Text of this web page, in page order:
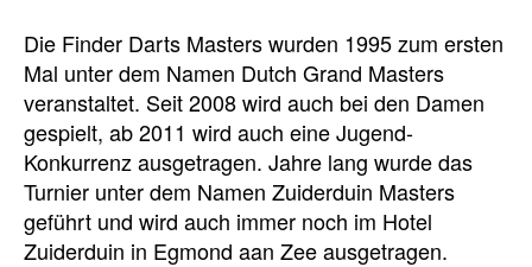
Die Finder Darts Masters wurden 1995 zum ersten
Mal unter dem Namen Dutch Grand Masters
veranstaltet. Seit 2008 wird auch bei den Damen
gespielt, ab 2011 wird auch eine Jugend-
Konkurrenz ausgetragen. Jahre lang wurde das
Turnier unter dem Namen Zuiderduin Masters
geführt und wird auch immer noch im Hotel
Zuiderduin in Egmond aan Zee ausgetragen.